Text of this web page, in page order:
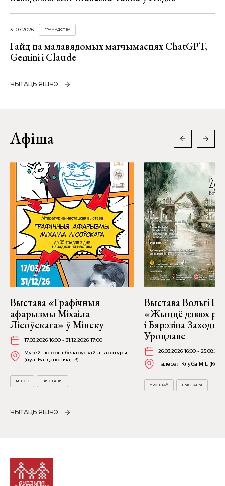
31.07.2026 ГРАМАДСТВА
Гайд па малавядомых магчымасцях ChatGPT,
Gemini і Claude
ЧЫТАЦЬ ЯШЧЭ
Афіша
Выстава «Графічныя
афарызмы Міхаіла
Лісоўскага» ў Мінску
17.03.2026 16:00 - 31.12.2026 17:00
Музей гісторыі беларускай літаратуры
(вул. Багдановіча, 13)
МІНСК ВЫСТАВЫ
Выстава Вольгі
«Жыццё дзвюх
і Бярэзіна
Уроцлаве
26.03.2026 16:00 -
Галерэя Клуба MiL
УРОЦЛАЎ ВЫСТАВЫ
ЧЫТАЦЬ ЯШЧЭ